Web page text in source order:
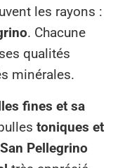
les rayons :
. Chacune
qualités
minérales.
fines et sa
toniques et
San Pellegrino